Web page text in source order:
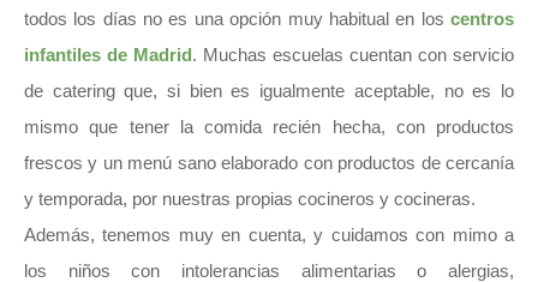
todos los días no es una opción muy habitual en los centros
infantiles de Madrid. Muchas escuelas cuentan con servicio
de catering que, si bien es igualmente aceptable, no es lo
mismo que tener la comida recién hecha, con productos
frescos y un menú sano elaborado con productos de cercanía
y temporada, por nuestras propias cocineros y cocineras.
Además, tenemos muy en cuenta, y cuidamos con mimo a
los niños con intolerancias alimentarias o alergias,